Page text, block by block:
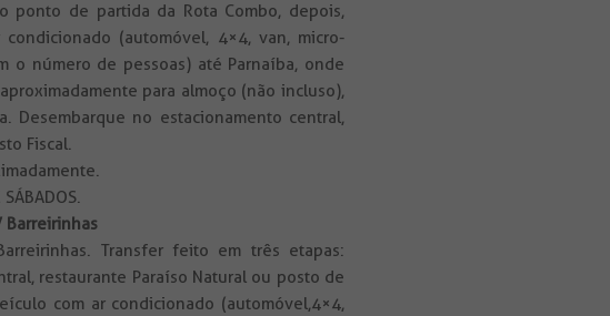
ponto de partida da Rota Combo, depois,
(automóvel, 4×4, van, micro-
o número de pessoas) até Parnaíba, onde
para almoço (não incluso),
Desembarque no estacionamento central,
Fiscal.
SÁBADOS.
Barreirinhas
Transfer feito em três etapas:
restaurante Paraíso Natural ou posto de
com ar condicionado (automóvel,4×4,